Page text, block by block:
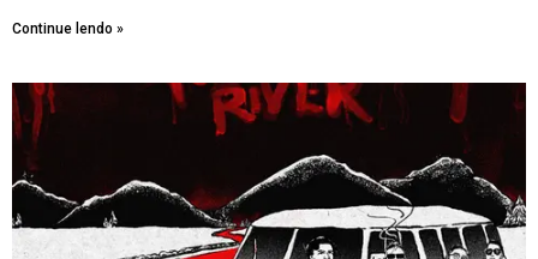
Continue lendo »